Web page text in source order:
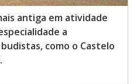
antiga em atividade
a
como o Castelo